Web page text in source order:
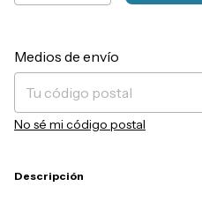
Entregas para el CP:
Medios de envío
No sé mi código postal
Descripción